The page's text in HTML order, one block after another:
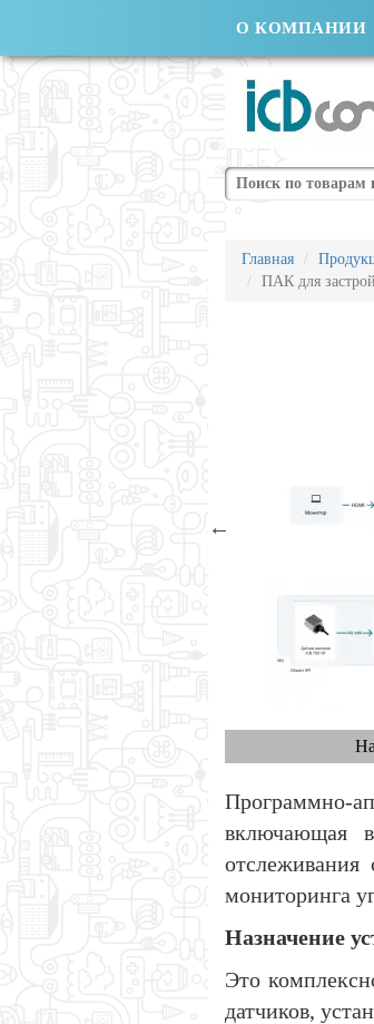
О КОМПАНИИ
Поиск
Главная
ПАК для
Программно-
включающая
мониторинга
Назначение
Это
датчиков,